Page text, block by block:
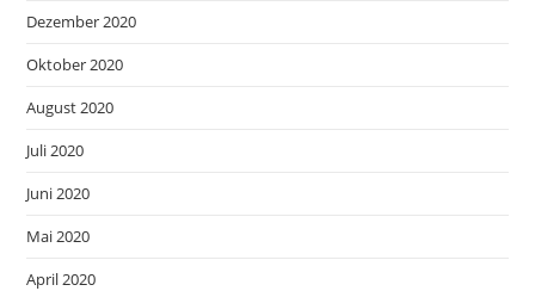
Dezember 2020
Oktober 2020
August 2020
Juli 2020
Juni 2020
Mai 2020
April 2020